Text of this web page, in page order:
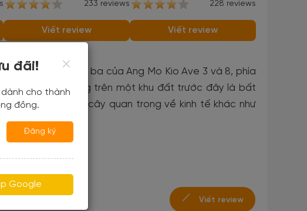
233 reviews
Viết review
228 reviews
Viết review
đồng nằm ở ngã ba của Ang Mo Kio Ave 3 và 8, phía
ha được xây dựng trên một khu đất trước đây là bất
su và những cây quan trọng về kinh tế khác như
Viết review
đãi!
cho thành
đồng.
Đăng ký
Google